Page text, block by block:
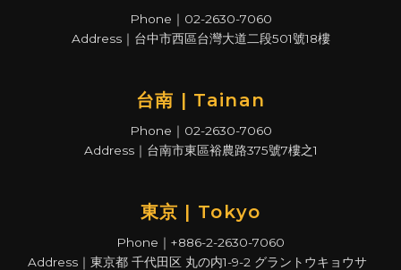
Phone｜02-2630-7060
Address｜台中市西區台灣大道二段501號18樓
台南 | Tainan
Phone｜02-2630-7060
Address｜台南市東區裕農路375號7樓之1
東京 | Tokyo
Phone｜+886-2-2630-7060
Address｜東京都 千代田区 丸の内1-9-2 グラントウキョウサ